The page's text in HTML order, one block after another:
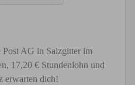
Post AG in Salzgitter im
17,20 € Stundenlohn und
erwarten dich!